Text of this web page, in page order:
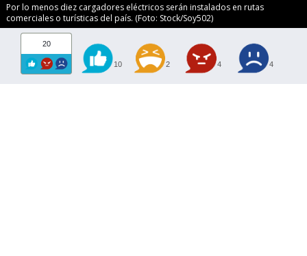
Por lo menos diez cargadores eléctricos serán instalados en rutas
comerciales o turísticas del país. (Foto: Stock/Soy502)
20
10 2 4 4